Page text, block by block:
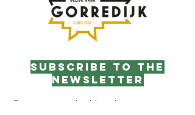
Subscribe to the
newsletter
Enter your email address here: